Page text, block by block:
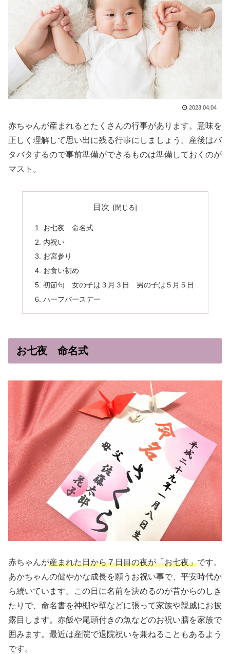
2023.04.04
赤ちゃんが産まれるとたくさんの行事があります。意味を
正しく理解して思い出に残る行事にしましょう。産後はバ
タバタするので事前準備ができるものは準備しておくのが
マスト。
目次
お七夜 命名式
内祝い
お宮参り
お食い初め
初節句 女の子は３月３日 男の子は５月５日
ハーフバースデー
お七夜 命名式
赤ちゃんが産まれた日から７日目の夜が「お七夜」です。
あかちゃんの健やかな成長を願うお祝い事で、平安時代か
ら続いています。この日に名前を決めるのが昔からのしき
たりで、命名書を神棚や壁などに張って家族や親戚にお披
露目します。赤飯や尾頭付きの魚などのお祝い膳を家族で
囲みます。最近は産院で退院祝いを兼ねることもあるよう
です。